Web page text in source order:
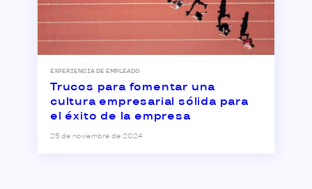
EXPERIENCIA DE EMPLEADO
Trucos para fomentar una
cultura empresarial sólida para
el éxito de la empresa
25 de noviembre de 2024